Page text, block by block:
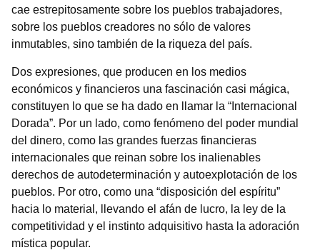
cae estrepitosamente sobre los pueblos trabajadores,
sobre los pueblos creadores no sólo de valores
inmutables, sino también de la riqueza del país.
Dos expresiones, que producen en los medios
económicos y financieros una fascinación casi mágica,
constituyen lo que se ha dado en llamar la “Internacional
Dorada”. Por un lado, como fenómeno del poder mundial
del dinero, como las grandes fuerzas financieras
internacionales que reinan sobre los inalienables
derechos de autodeterminación y autoexplotación de los
pueblos. Por otro, como una “disposición del espíritu”
hacia lo material, llevando el afán de lucro, la ley de la
competitividad y el instinto adquisitivo hasta la adoración
mística popular.